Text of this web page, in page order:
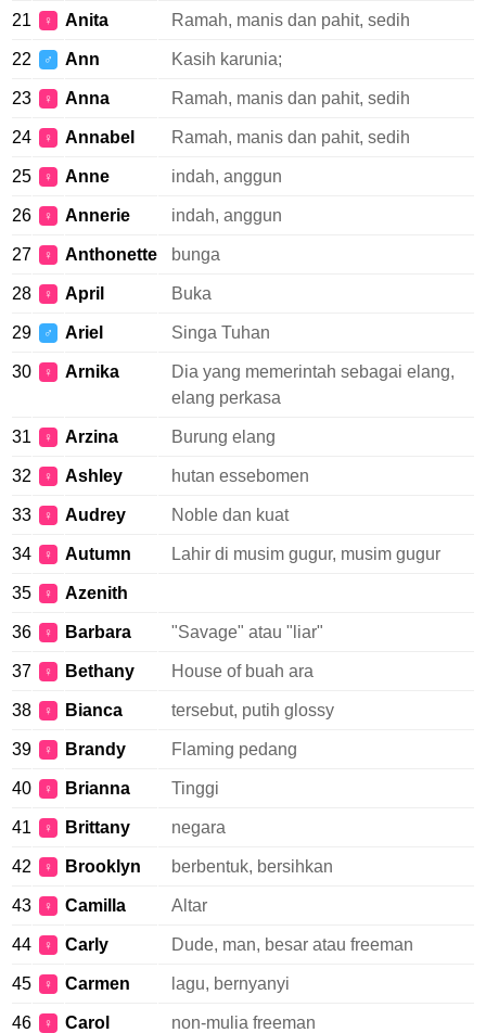
21 ♀ Anita Ramah, manis dan pahit, sedih
22 ♂ Ann Kasih karunia;
23 ♀ Anna Ramah, manis dan pahit, sedih
24 ♀ Annabel Ramah, manis dan pahit, sedih
25 ♀ Anne indah, anggun
26 ♀ Annerie indah, anggun
27 ♀ Anthonette bunga
28 ♀ April Buka
29 ♂ Ariel Singa Tuhan
30 ♀ Arnika
Dia yang memerintah sebagai elang,
elang perkasa
31 ♀ Arzina Burung elang
32 ♀ Ashley hutan essebomen
33 ♀ Audrey Noble dan kuat
34 ♀ Autumn Lahir di musim gugur, musim gugur
35 ♀ Azenith
36 ♀ Barbara "Savage" atau "liar"
37 ♀ Bethany House of buah ara
38 ♀ Bianca tersebut, putih glossy
39 ♀ Brandy Flaming pedang
40 ♀ Brianna Tinggi
41 ♀ Brittany negara
42 ♀ Brooklyn berbentuk, bersihkan
43 ♀ Camilla Altar
44 ♀ Carly Dude, man, besar atau freeman
45 ♀ Carmen lagu, bernyanyi
46 ♀ Carol non-mulia freeman